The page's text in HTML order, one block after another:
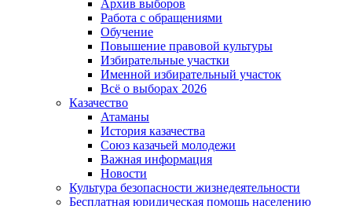
Архив выборов
Работа с обращениями
Обучение
Повышение правовой культуры
Избирательные участки
Именной избирательный участок
Всё о выборах 2026
Казачество
Атаманы
История казачества
Союз казачьей молодежи
Важная информация
Новости
Культура безопасности жизнедеятельности
Бесплатная юридическая помощь населению